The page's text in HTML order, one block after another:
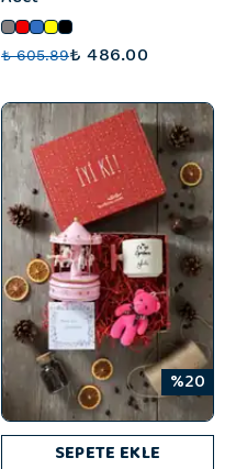
₺ 605.89₺ 486.00
%20
SEPETE EKLE